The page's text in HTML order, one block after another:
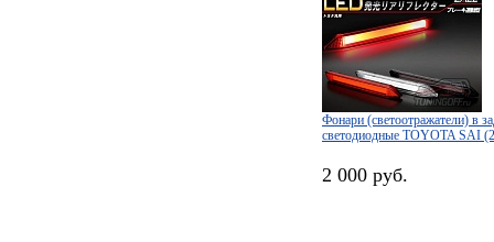
Фонари (светоотражатели) в
светодиодные TOYOTA SAI
2 000 руб.